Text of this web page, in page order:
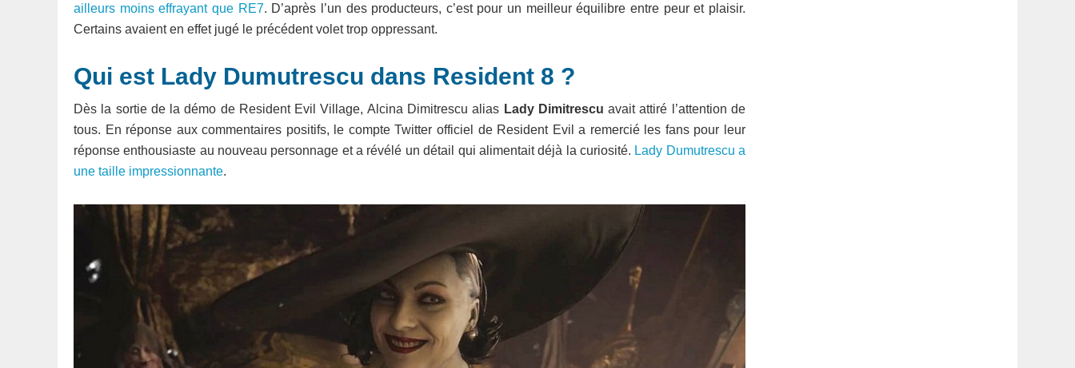
ailleurs moins effrayant que RE7. D’après l’un des producteurs, c’est pour un meilleur équilibre entre peur et plaisir.
Certains avaient en effet jugé le précédent volet trop oppressant.
Qui est Lady Dumutrescu dans Resident 8 ?
Dès la sortie de la démo de Resident Evil Village, Alcina Dimitrescu alias Lady Dimitrescu avait attiré l’attention de
tous. En réponse aux commentaires positifs, le compte Twitter officiel de Resident Evil a remercié les fans pour leur
réponse enthousiaste au nouveau personnage et a révélé un détail qui alimentait déjà la curiosité. Lady Dumutrescu a
une taille impressionnante.